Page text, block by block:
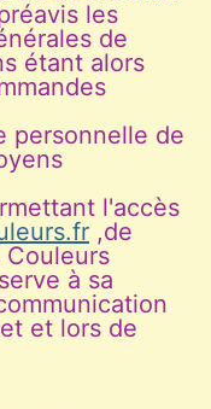
les
de
étant alors
personnelle de
l'accès
,de
Couleurs
à sa
et lors de